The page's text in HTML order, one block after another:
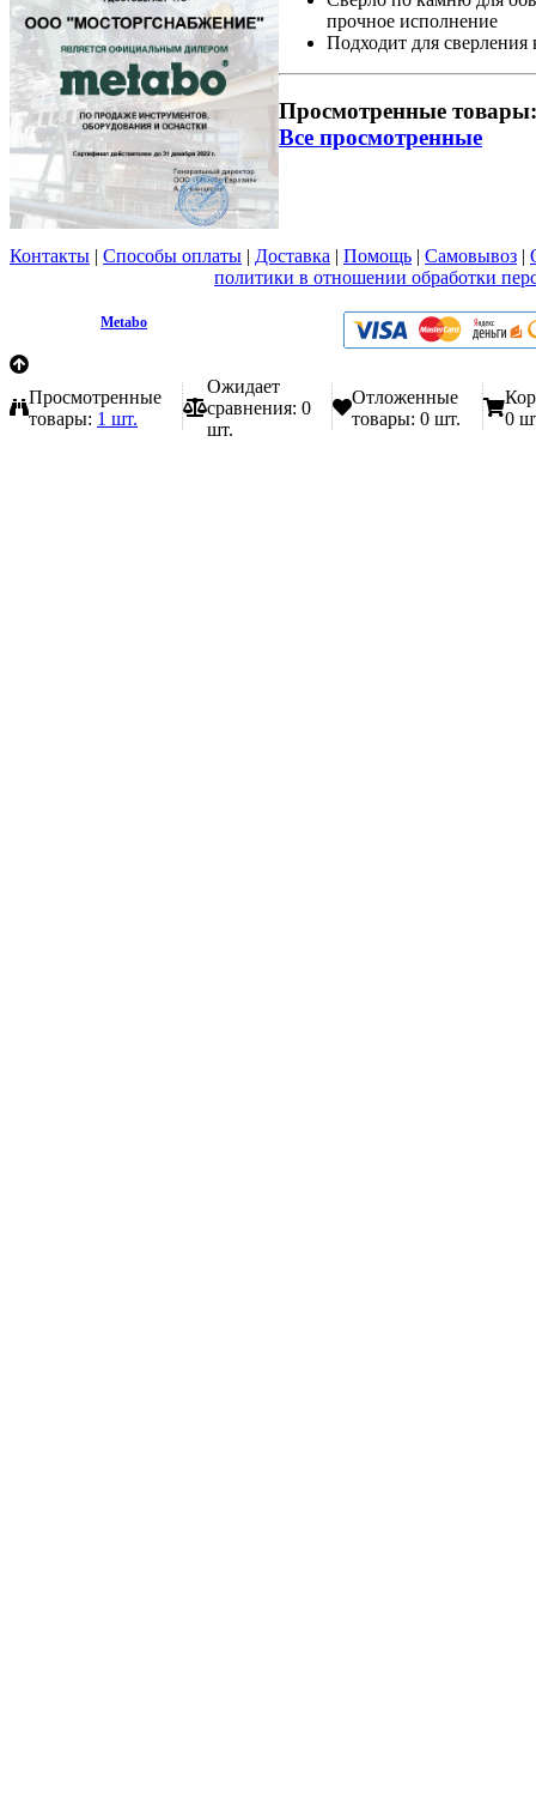
прочное исполнение
Подходит для
Просмотренные товары:
Все просмотренные
Контакты | Способы оплаты | Доставка | Помощь | Самовывоз |
политики в отношении обработки
Metabo
Просмотренные
товары: 1 шт.
Ожидает
сравнения: 0
шт.
Отложенные
товары: 0 шт.
0